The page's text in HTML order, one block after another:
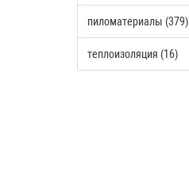
пиломатериалы (379)
теплоизоляция (16)